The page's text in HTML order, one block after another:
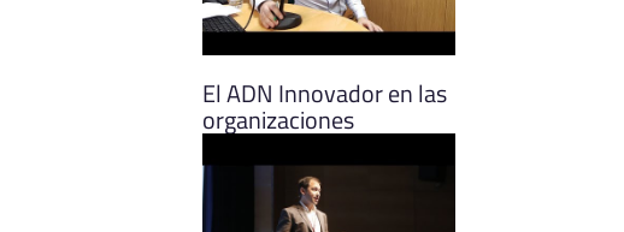
El ADN Innovador en las
organizaciones